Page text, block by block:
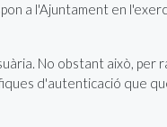
a l'Ajuntament en
No obstant això, per
d'autenticació que